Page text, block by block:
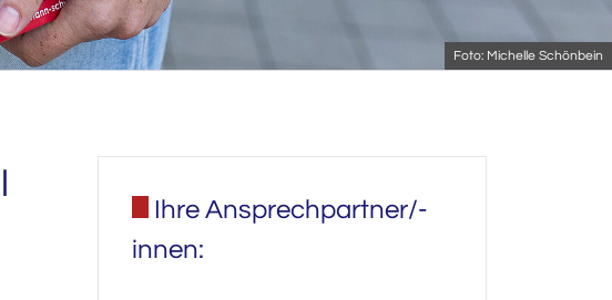
Foto: Michelle Schönbein
Ihre Ansprechpartner/-
innen: